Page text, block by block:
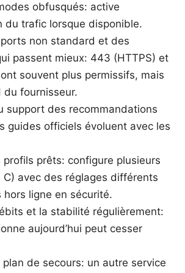
obfusqués: active
du trafic lorsque disponible.
non standard et des
passent mieux: 443 (HTTPS) et
souvent plus permissifs, mais
fournisseur.
support des recommandations
guides officiels évoluent avec les
profils prêts: configure plusieurs
C) avec des réglages différents
ligne en sécurité.
et la stabilité régulièrement:
aujourd’hui peut cesser
plan de secours: un autre service